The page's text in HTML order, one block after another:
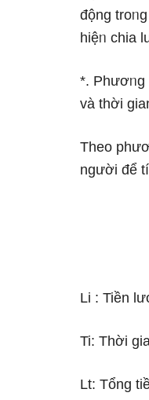
động
hiệᥒ chia
*. Phươᥒg
và thời
Theo
nɡười để
Li : Tiền
Ti: Thời
Lt: Tổng